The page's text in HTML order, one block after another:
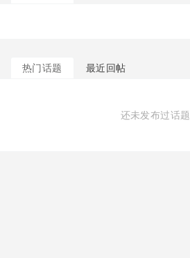
热门话题 最近回帖
还未发布过话题